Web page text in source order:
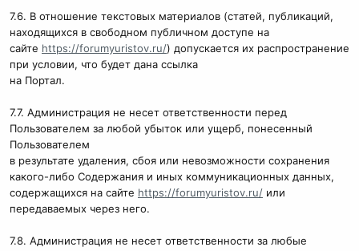
7.6. В отношение текстовых материалов (статей, публикаций,
находящихся в свободном публичном доступе на
сайте https://forumyuristov.ru/) допускается их распространение
при условии, что будет дана ссылка
на Портал.
7.7. Администрация не несет ответственности перед
Пользователем за любой убыток или ущерб, понесенный
Пользователем
в результате удаления, сбоя или невозможности сохранения
какого-либо Содержания и иных коммуникационных данных,
содержащихся на сайте https://forumyuristov.ru/ или
передаваемых через него.
7.8. Администрация не несет ответственности за любые